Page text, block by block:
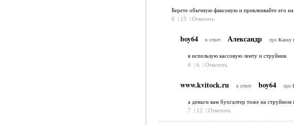
Берете обычную факсовую и приклеивайте его
6
| 13 | Ответить
boy64 в ответ Александр про Kassy
я использую кассовую ленту и струйник
6
| 6 | Ответить
www.kvitock.ru в ответ boy64 про
а деньги вам бухгалтер тоже на струйном
7
| 12 | Ответить